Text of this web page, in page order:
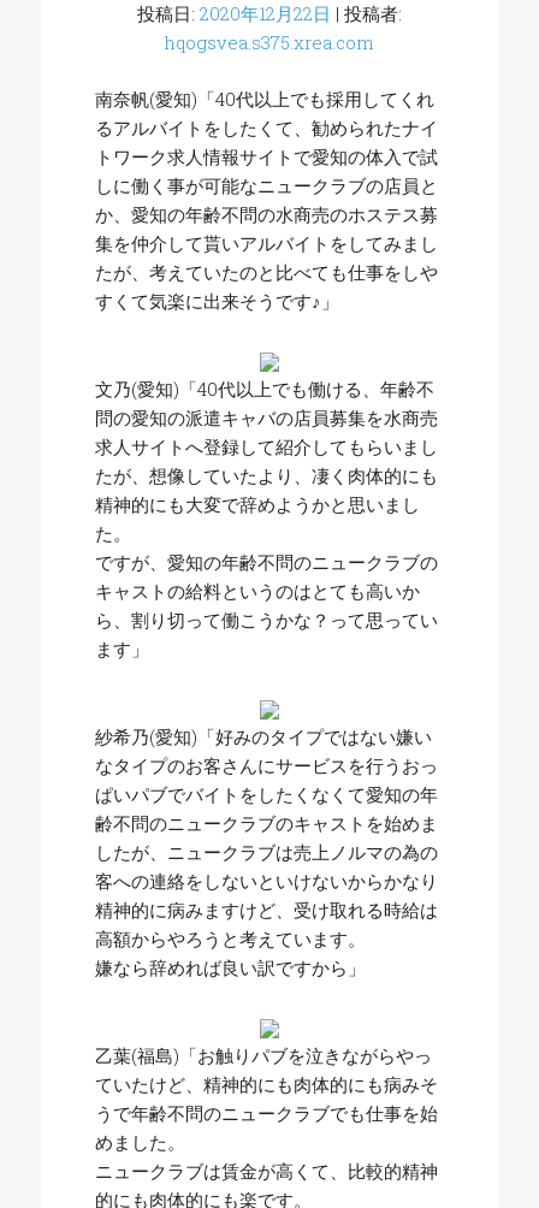
投稿日: 2020年12月22日 | 投稿者:
hqogsvea.s375.xrea.com
南奈帆(愛知)「40代以上でも採用してくれ
るアルバイトをしたくて、勧められたナイ
トワーク求人情報サイトで愛知の体入で試
しに働く事が可能なニュークラブの店員と
か、愛知の年齢不問の水商売のホステス募
集を仲介して貰いアルバイトをしてみまし
たが、考えていたのと比べても仕事をしや
すくて気楽に出来そうです♪」
文乃(愛知)「40代以上でも働ける、年齢不
問の愛知の派遣キャバの店員募集を水商売
求人サイトへ登録して紹介してもらいまし
たが、想像していたより、凄く肉体的にも
精神的にも大変で辞めようかと思いまし
た。
ですが、愛知の年齢不問のニュークラブの
キャストの給料というのはとても高いか
ら、割り切って働こうかな？って思ってい
ます」
紗希乃(愛知)「好みのタイプではない嫌い
なタイプのお客さんにサービスを行うおっ
ぱいパブでバイトをしたくなくて愛知の年
齢不問のニュークラブのキャストを始めま
したが、ニュークラブは売上ノルマの為の
客への連絡をしないといけないからかなり
精神的に病みますけど、受け取れる時給は
高額からやろうと考えています。
嫌なら辞めれば良い訳ですから」
乙葉(福島)「お触りパブを泣きながらやっ
ていたけど、精神的にも肉体的にも病みそ
うで年齢不問のニュークラブでも仕事を始
めました。
ニュークラブは賃金が高くて、比較的精神
的にも肉体的にも楽です。